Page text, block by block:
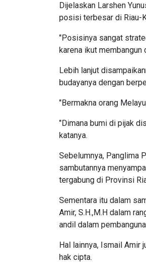
Dijelaskan Larshen
posisi terbesar di Riau-
"Posisinya sangat
karena ikut membangun
Lebih lanjut
budayanya dengan
"Bermakna orang
"Dimana bumi di pijak
katanya.
Sebelumnya, Panglima
sambutannya
tergabung di Provinsi
Sementara itu dalam
Amir, S.H.,M.H dalam
andil dalam
Hal lainnya, Ismail Amir
hak cipta.